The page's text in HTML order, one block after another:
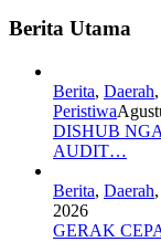
Berita Utama
Berita, Daerah,
Peristiwa
DISHUB
AUDIT…
Berita, Daerah,
2026
GERAK